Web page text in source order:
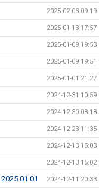
2025-02-03 09:19
2025-01-13 17:57
2025-01-09 19:53
2025-01-09 19:51
2025-01-01 21:27
2024-12-31 10:59
2024-12-30 08:18
2024-12-23 11:35
2024-12-13 15:03
2024-12-13 15:02
2024-12-11 20:33